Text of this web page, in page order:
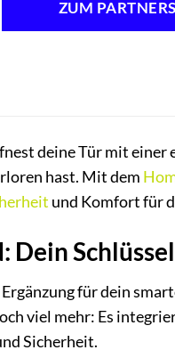
ZUM
deine Tür mit
hast. Mit dem
und Komfort für
Dein
für dein
viel mehr: Es
Sicherheit.